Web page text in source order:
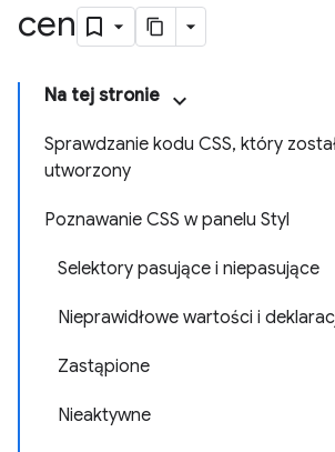
cen
Na tej stronie
Sprawdzanie kodu CSS, który
utworzony
Poznawanie CSS w panelu Styl
Selektory pasujące i niepasujące
Nieprawidłowe wartości i
Zastąpione
Nieaktywne